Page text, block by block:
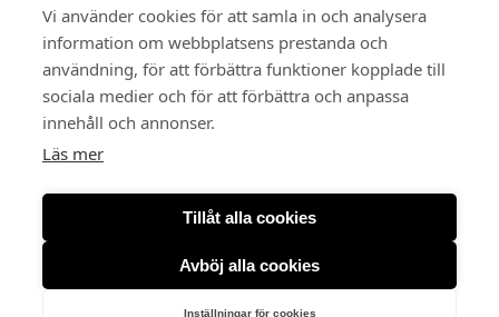
Vi använder cookies för att samla in och analysera
information om webbplatsens prestanda och
användning, för att förbättra funktioner kopplade till
sociala medier och för att förbättra och anpassa
innehåll och annonser.
Läs mer
Tillåt alla cookies
Avböj alla cookies
Inställningar för cookies
Org. no: 556166-3260